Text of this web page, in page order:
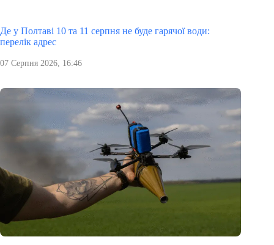
Де у Полтаві 10 та 11 серпня не буде гарячої води:
перелік адрес
07 Серпня 2026, 16:46